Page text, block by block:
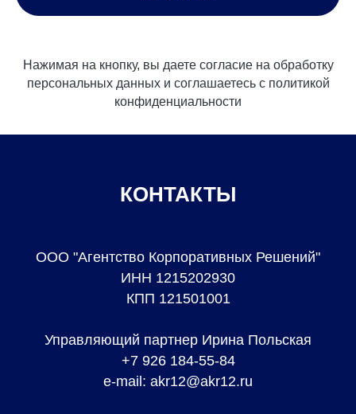
Нажимая на кнопку, вы даете согласие на обработку
персональных данных и соглашаетесь c политикой
конфиденциальности
КОНТАКТЫ
ООО "Агентство Корпоративных Решений"
ИНН 1215202930
КПП 121501001
Управляющий партнер Ирина Польская
+7 926 184-55-84
e-mail: akr12@akr12.ru